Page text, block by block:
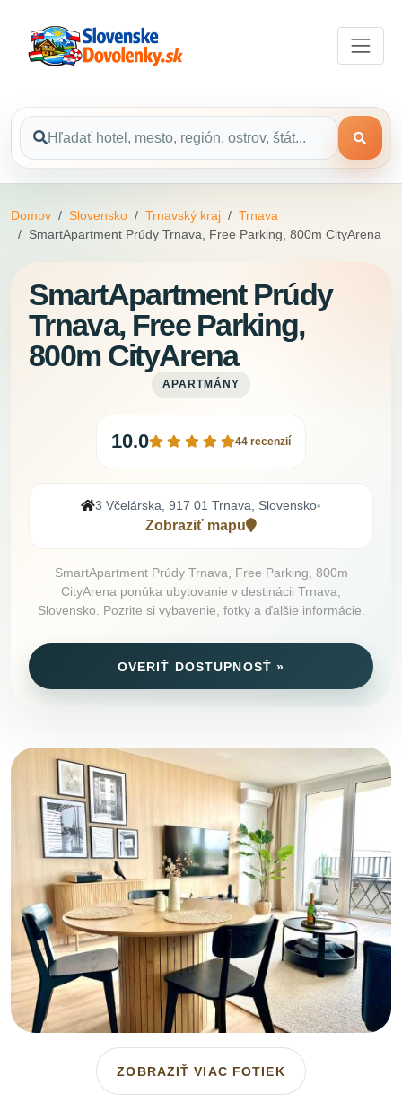
Domov Slovensko Trnavský kraj
Trnava
SmartApartment Prúdy Trnava, Free Parking, 800m CityArena
SmartApartment Prúdy
Trnava, Free Parking,
800m CityArena
APARTMÁNY
10.0 44 recenzií
3 Včelárska, 917 01 Trnava, Slovensko•
Zobraziť mapu
SmartApartment Prúdy Trnava, Free Parking, 800m
CityArena ponúka ubytovanie v destinácii Trnava,
Slovensko. Pozrite si vybavenie, fotky a ďalšie informácie.
OVERIŤ DOSTUPNOSŤ »
ZOBRAZIŤ VIAC FOTIEK